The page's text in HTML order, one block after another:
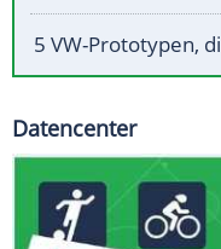
5 VW-Prototypen,
Datencenter